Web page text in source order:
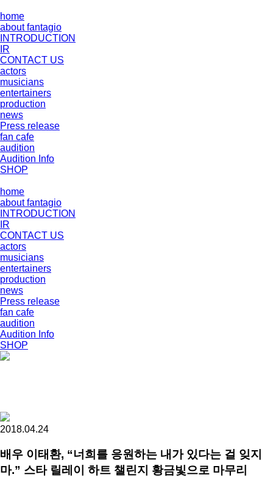
home
about fantagio
INTRODUCTION
IR
CONTACT US
actors
musicians
entertainers
production
news
Press release
fan cafe
audition
Audition Info
SHOP
home
about fantagio
INTRODUCTION
IR
CONTACT US
actors
musicians
entertainers
production
news
Press release
fan cafe
audition
Audition Info
SHOP
2018.04.24
배우 이태환, “너희를 응원하는 내가 있다는 걸 잊지
마.” 스타 릴레이 하트 챌린지 황금빛으로 마무리